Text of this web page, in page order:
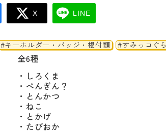
X LINE
#キーホルダー・バッジ・根付類 #すみっコぐ
全6種
・しろくま
・ぺんぎん？
・とんかつ
・ねこ
・とかげ
・たぴおか